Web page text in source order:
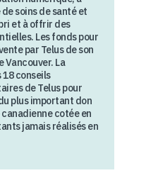
soins de santé et
et à offrir des
Les fonds pour
par Telus de son
Vancouver. La
conseils
de Telus pour
plus important don
cotée en
jamais réalisés en